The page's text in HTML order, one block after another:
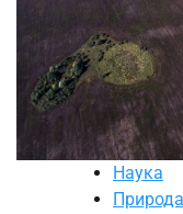
Наука
Природа